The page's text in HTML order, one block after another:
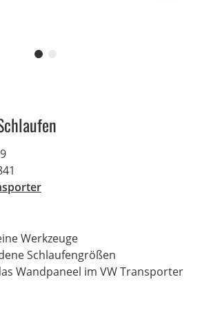
Werkzeuge
Schlaufengrößen
Wandpaneel im VW Transporter